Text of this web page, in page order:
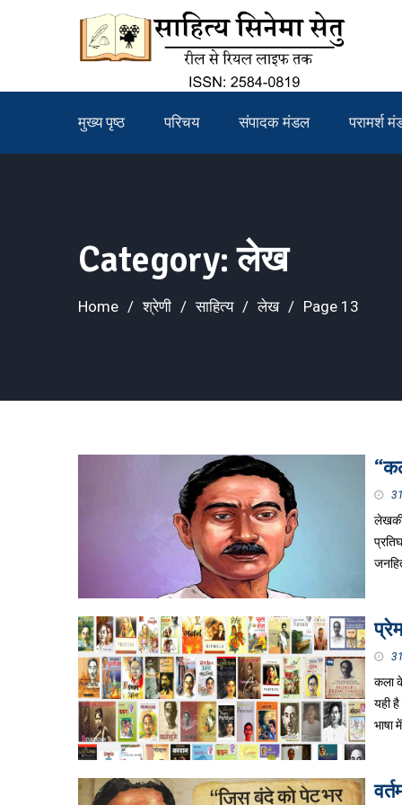
मुख्य पृष्ठ परिचय संपादक मंडल परामर्श
Category:लेख
Home श्रेणी साहित्य लेख Page 13
कला
यही
भाषा